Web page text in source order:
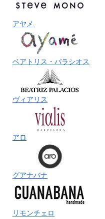
アヤメ
ベアトリス・パラシオス
ヴィアリス
アロ
グアナバナ
リモンチェロ